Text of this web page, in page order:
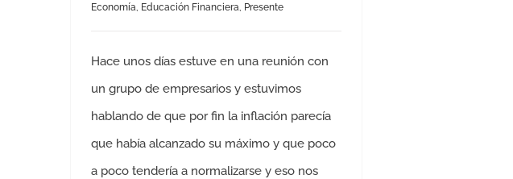
Economía Educación Financiera Presente
Hace unos días estuve en una reunión con
un grupo de empresarios y estuvimos
hablando de que por fin la inflación parecía
que había alcanzado su máximo y que poco
a poco tendería a normalizarse y eso nos